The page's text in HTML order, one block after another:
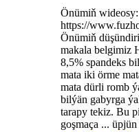
Önümiň wideosy:
https://
Önümiň
makala belgimiz
8,5% spandeks
mata iki örme
mata dürli romb
bilýän gabyrga
tarapy tekiz. Bu
goşmaça ... üpjün